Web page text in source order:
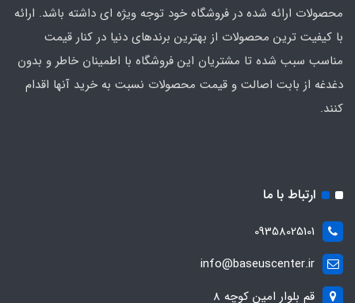
محصولات ارائه شده در فروشگاه خود توجه ویژه ای داشته باشد. ارائه
با کیفیت‌ ترین محصولات از بهترین برندهای دنیا در کنار قیمت
مناسب سبب شده تا مشتریان این فروشگاه با اطمینان خاطر و بدون
دغدغه از بابت اصالت و قیمت محصولات نسبت به خرید آنها اقدام
کنند.
ارتباط با ما
09358025101
info@baseuscenter.ir
قم بلوار امین کوچه 8